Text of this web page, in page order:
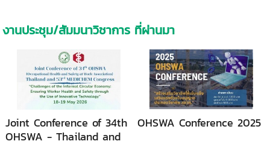
งานประชุม/สัมมนาวิชาการ ที่ผ่านมา
Joint Conference of 34th
OHSWA - Thailand and
OHSWA Conference 2025